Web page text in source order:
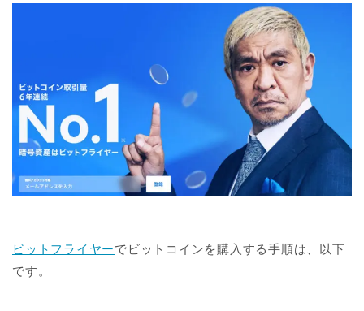
ビットフライヤーでビットコインを購入する手順は、以下
です。